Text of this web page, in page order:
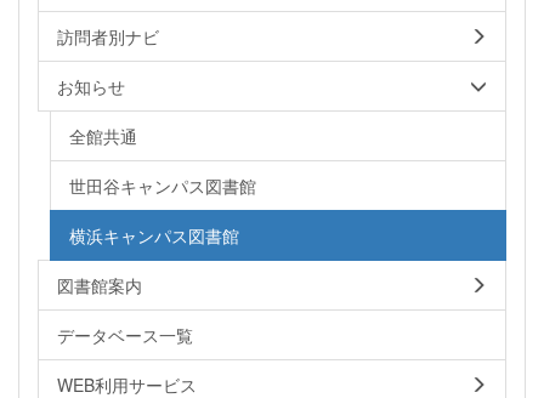
訪問者別ナビ
お知らせ
全館共通
世田谷キャンパス図書館
横浜キャンパス図書館
図書館案内
データベース一覧
WEB利用サービス